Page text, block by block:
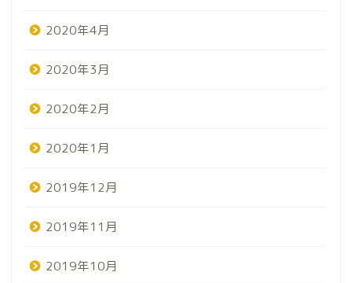
2020年4月
2020年3月
2020年2月
2020年1月
2019年12月
2019年11月
2019年10月